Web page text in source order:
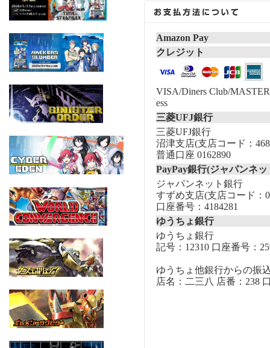
Amazon Pay
クレジット
VISA/Diners Club/
ess
三菱UFJ銀行
三菱UFJ銀行
沼津支店(支店コード：
普通口座 0162890
PayPay銀行(ジャパンネ
ジャパンネット銀行
すずめ支店(支店コード：
口座番号：4184281
ゆうちょ銀行
ゆうちょ銀行
記号：12310 口座番号：
ゆうちょ他銀行からの振
店名：二三八 店番：238